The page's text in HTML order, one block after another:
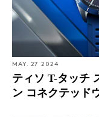
MAY. 27 2024
ティソ T-タッチ
ン コネクテッド